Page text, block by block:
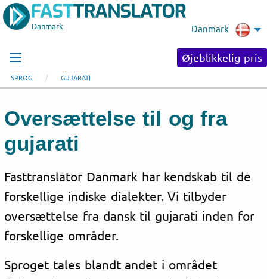
Danmark Danmark
Øjeblikkelig pris
SPROG GUJARATI
Oversættelse til og fra
gujarati
Fasttranslator Danmark har kendskab til de
forskellige indiske dialekter. Vi tilbyder
oversættelse fra dansk til gujarati inden for
forskellige områder.
Sproget tales blandt andet i området